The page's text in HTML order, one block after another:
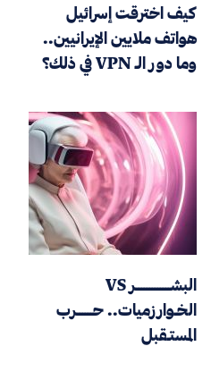
كيف اخترقت إسرائيل
هواتف ملايين الإيرانيين..
وما دور الـ VPN في ذلك؟
البشـــــــــــــر VS
الخـوارزميات.. حــــــرب
المستـقبل